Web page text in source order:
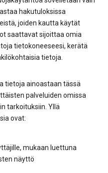
hakutuloksissa
joiden kautta käytät
saattavat sijoittaa omia
tietokoneeseesi, kerätä
tietoja.
tietoja ainoastaan tässä
palveluiden omissa
tarkoituksiin. Yllä
ovat:
mukaan luettuna
näyttö